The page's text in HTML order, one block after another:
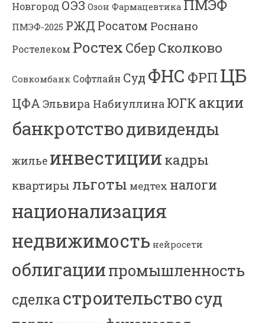
Новгород ОЭЗ Озон Фармацевтика ПМЭФ
ПМЭФ-2025 РЖД Росатом Роснано
Ростелеком Ростех Сбер Сколково
Совкомбанк Софтлайн Суд ФНС ФРП ЦБ
ЦФА Эльвира Набиуллина ЮГК акции
банкротстводивиденды
жилье инвестиции кадры
квартиры льготы медтех налоги
национализация
недвижимость нейросети
облигациипромышленность
сделкастроительствосуд